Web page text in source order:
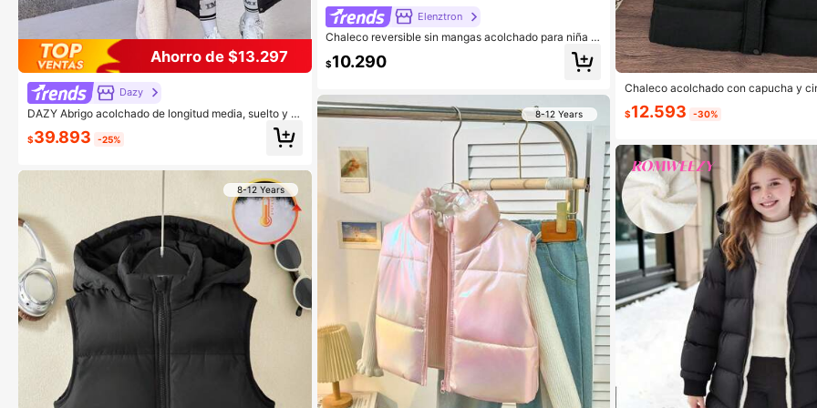
Ahorro de $13.297
Dazy
DAZY Abrigo acolchado de longitud media, suelto y re
cto con capucha para niñas preadolescentes en invie
rno
$39.893 -25%
8-12 Years
Elenztron
Chaleco reversible sin mangas acolchado para niña p
readolescente, negro y rosa, cuello alto casual, adecu
ado para la escuela y el transporte, otoño/invierno
$10.290
8-12 Years
Chaleco acolchado con capucha y
a niñas preadolescentes, con
media, sin mangas, versátil para
$12.593 -30%